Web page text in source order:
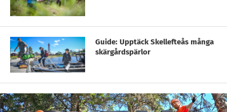
Guide: Upptäck Skellefteås många
skärgårdspärlor